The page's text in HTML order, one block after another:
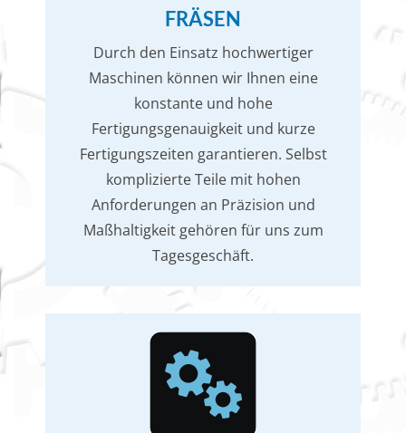
FRÄSEN
Durch den Einsatz hochwertiger
Maschinen können wir Ihnen eine
konstante und hohe
Fertigungsgenauigkeit und kurze
Fertigungszeiten garantieren. Selbst
komplizierte Teile mit hohen
Anforderungen an Präzision und
Maßhaltigkeit gehören für uns zum
Tagesgeschäft.